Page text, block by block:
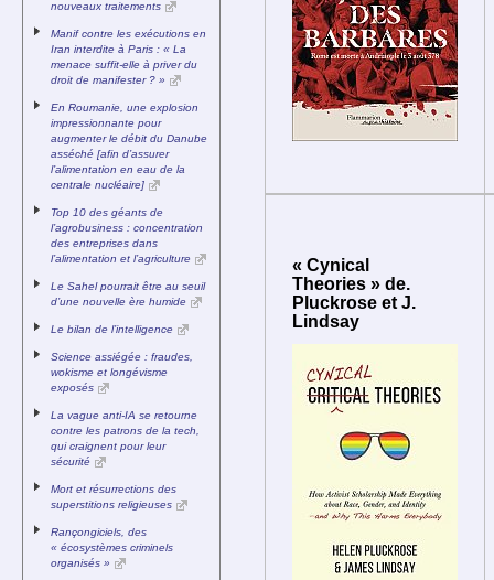
« Cynical
Theories » de.
Pluckrose et J.
Lindsay
nouveaux traitements
Manif contre les exécutions en
Iran interdite à Paris : « La
menace suffit-elle à priver du
droit de manifester ? »
En Roumanie, une explosion
impressionnante pour
augmenter le débit du Danube
asséché [afin d’assurer
l’alimentation en eau de la
centrale nucléaire]
Top 10 des géants de
l’agrobusiness : concentration
des entreprises dans
l’alimentation et l’agriculture
Le Sahel pourrait être au seuil
d’une nouvelle ère humide
Le bilan de l’intelligence
Science assiégée : fraudes,
wokisme et longévisme
exposés
La vague anti-IA se retourne
contre les patrons de la tech,
qui craignent pour leur
sécurité
Mort et résurrections des
superstitions religieuses
Rançongiciels, des
« écosystèmes criminels
organisés »